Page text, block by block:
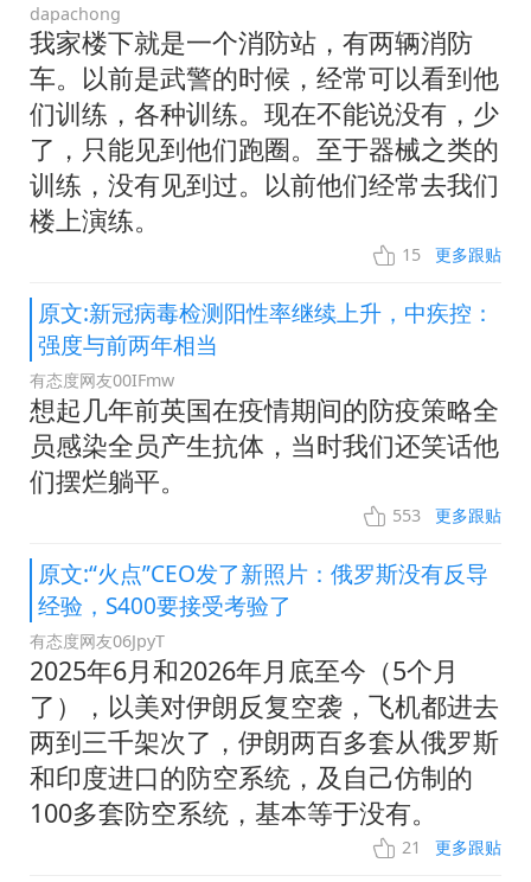
dapachong
我家楼下就是一个消防站，有两辆消防
车。以前是武警的时候，经常可以看到他
们训练，各种训练。现在不能说没有，少
了，只能见到他们跑圈。至于器械之类的
训练，没有见到过。以前他们经常去我们
楼上演练。
15 更多跟贴
原文:新冠病毒检测阳性率继续上升，中疾控：
强度与前两年相当
有态度网友00IFmw
想起几年前英国在疫情期间的防疫策略全
员感染全员产生抗体，当时我们还笑话他
们摆烂躺平。
553 更多跟贴
原文:“火点”CEO发了新照片：俄罗斯没有反导
经验，S400要接受考验了
有态度网友06JpyT
2025年6月和2026年月底至今（5个月
了），以美对伊朗反复空袭，飞机都进去
两到三千架次了，伊朗两百多套从俄罗斯
和印度进口的防空系统，及自己仿制的
100多套防空系统，基本等于没有。
21 更多跟贴